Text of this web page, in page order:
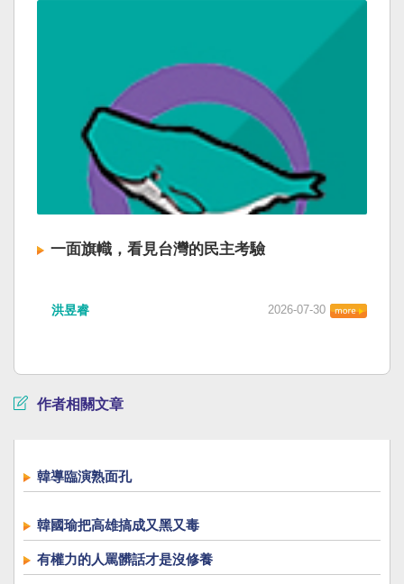
一面旗幟，看見台灣的民主考驗
洪昱睿 2026-07-30
作者相關文章
韓導臨演熟面孔
韓國瑜把高雄搞成又黑又毒
有權力的人罵髒話才是沒修養